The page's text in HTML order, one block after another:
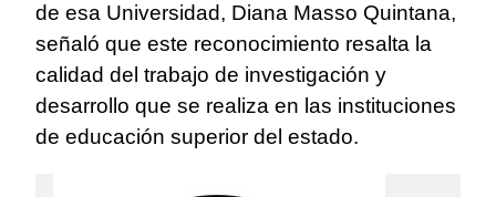
de esa Universidad, Diana Masso Quintana,
señaló que este reconocimiento resalta la
calidad del trabajo de investigación y
desarrollo que se realiza en las instituciones
de educación superior del estado.